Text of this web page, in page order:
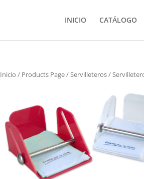
INICIO CATÁLOGO
Inicio / Products Page/Servilleteros/